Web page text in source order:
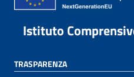
Istituto
TRASPARENZA